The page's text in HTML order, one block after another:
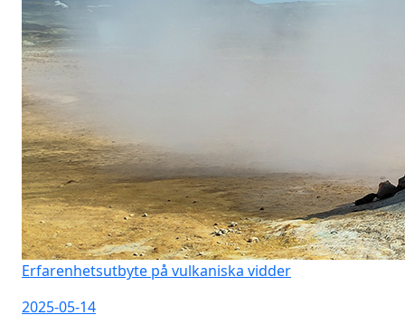
Erfarenhetsutbyte på vulkaniska vidder
2025-05-14